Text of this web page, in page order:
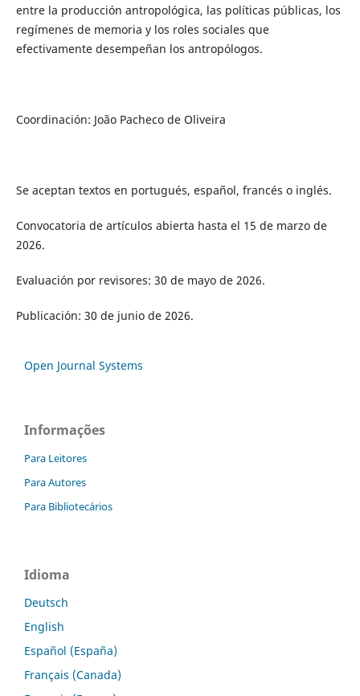
entre la producción antropológica, las políticas públicas, los
regímenes de memoria y los roles sociales que
efectivamente desempeñan los antropólogos.
Coordinación: João Pacheco de Oliveira
Se aceptan textos en portugués, español, francés o inglés.
Convocatoria de artículos abierta hasta el 15 de marzo de
2026.
Evaluación por revisores: 30 de mayo de 2026.
Publicación: 30 de junio de 2026.
Open Journal Systems
Informações
Para Leitores
Para Autores
Para Bibliotecários
Idioma
Deutsch
English
Español (España)
Français (Canada)